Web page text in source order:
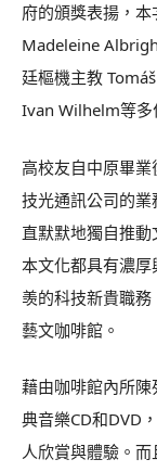
府的頒獎表揚，
Madeleine
廷樞機主教
Ivan Wilhelm等多
高校友自中原畢
技光通訊公司的
直默默地獨自推
本文化都具有濃
羡的科技新貴職
藝文咖啡館。
藉由咖啡館內所
典音樂CD和DVD
人欣賞與體驗。